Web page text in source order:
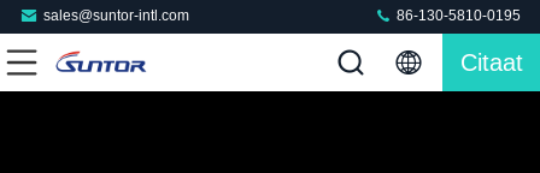
sales@suntor-intl.com 86-130-5810-0195
Citaat